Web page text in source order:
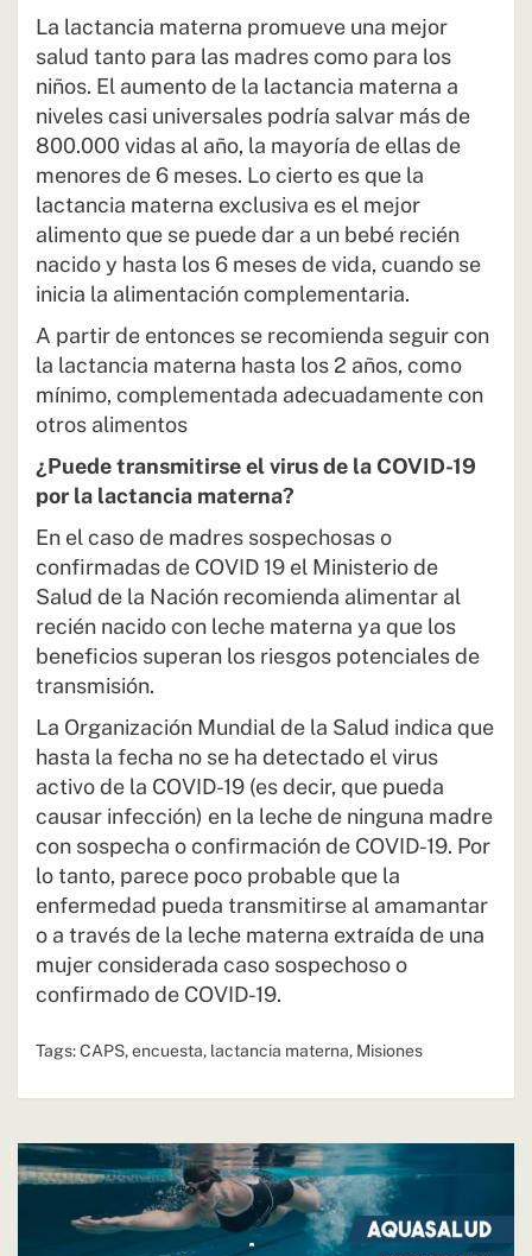
La lactancia materna promueve una mejor
salud tanto para las madres como para los
niños. El aumento de la lactancia materna a
niveles casi universales podría salvar más de
800.000 vidas al año, la mayoría de ellas de
menores de 6 meses. Lo cierto es que la
lactancia materna exclusiva es el mejor
alimento que se puede dar a un bebé recién
nacido y hasta los 6 meses de vida, cuando se
inicia la alimentación complementaria.
A partir de entonces se recomienda seguir con
la lactancia materna hasta los 2 años, como
mínimo, complementada adecuadamente con
otros alimentos
¿Puede transmitirse el virus de la COVID-19
por la lactancia materna?
En el caso de madres sospechosas o
confirmadas de COVID 19 el Ministerio de
Salud de la Nación recomienda alimentar al
recién nacido con leche materna ya que los
beneficios superan los riesgos potenciales de
transmisión.
La Organización Mundial de la Salud indica que
hasta la fecha no se ha detectado el virus
activo de la COVID-19 (es decir, que pueda
causar infección) en la leche de ninguna madre
con sospecha o confirmación de COVID-19. Por
lo tanto, parece poco probable que la
enfermedad pueda transmitirse al amamantar
o a través de la leche materna extraída de una
mujer considerada caso sospechoso o
confirmado de COVID-19.
Tags:CAPS,encuesta, lactancia materna, Misiones